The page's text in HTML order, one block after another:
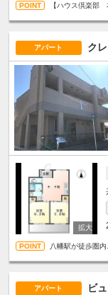
【ハウス倶楽部
アパート ク
八幡駅が徒歩圏
アパート ビ